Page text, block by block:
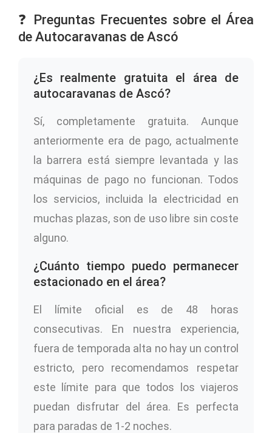
❓ Preguntas Frecuentes sobre el Área
de Autocaravanas de Ascó
¿Es realmente gratuita el área de
autocaravanas de Ascó?
Sí, completamente gratuita. Aunque
anteriormente era de pago, actualmente
la barrera está siempre levantada y las
máquinas de pago no funcionan. Todos
los servicios, incluida la electricidad en
muchas plazas, son de uso libre sin coste
alguno.
¿Cuánto tiempo puedo permanecer
estacionado en el área?
El límite oficial es de 48 horas
consecutivas. En nuestra experiencia,
fuera de temporada alta no hay un control
estricto, pero recomendamos respetar
este límite para que todos los viajeros
puedan disfrutar del área. Es perfecta
para paradas de 1-2 noches.